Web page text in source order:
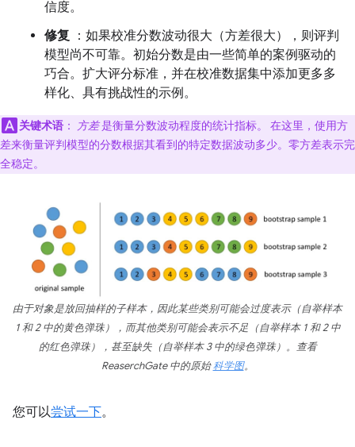
信度。
修复 ：如果校准分数波动很大（方差很大），则评判
模型尚不可靠。初始分数是由一些简单的案例驱动的
巧合。扩大评分标准，并在校准数据集中添加更多多
样化、具有挑战性的示例。
关键术语 ： 方差是衡量分数波动程度的统计指标。 在这里，使用方
差来衡量评判模型的分数根据其看到的特定数据波动多少。零方差表示完
全稳定。
由于对象是放回抽样的子样本，因此某些类别可能会过度表示（自举样本
1 和 2 中的黄色弹珠），而其他类别可能会表示不足（自举样本 1 和 2 中
的红色弹珠），甚至缺失（自举样本 3 中的绿色弹珠）。查看
ReaserchGate 中的原始科学图。
您可以尝试一下。